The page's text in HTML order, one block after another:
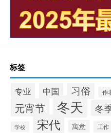
标签
专业 中国 习俗 作
元宵节 冬天 冬
学校 宋代 寓意 工作